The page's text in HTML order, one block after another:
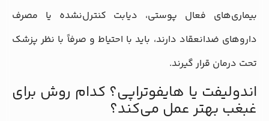
بیماری‌های فعال پوستی، دیابت کنترل‌نشده یا مصرف
داروهای ضدانعقاد دارند، باید با احتیاط و صرفاً با نظر پزشک
تحت درمان قرار گیرند.
اندولیفت یا هایفوتراپی؟ کدام روش برای
غبغب بهتر عمل می‌کند؟